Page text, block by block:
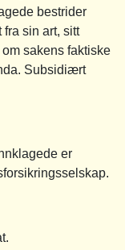
bestrider
fra sin art, sitt
sakens faktiske
Subsidiært
er